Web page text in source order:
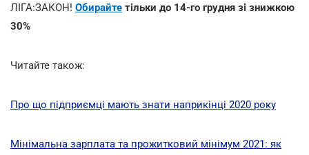
ЛІГА:ЗАКОН! Обирайте тільки до 14-го грудня зі знижкою
30%
Читайте також:
Про що підприємці мають знати наприкінці 2020 року
Мінімальна зарплата та прожитковий мінімум 2021: як